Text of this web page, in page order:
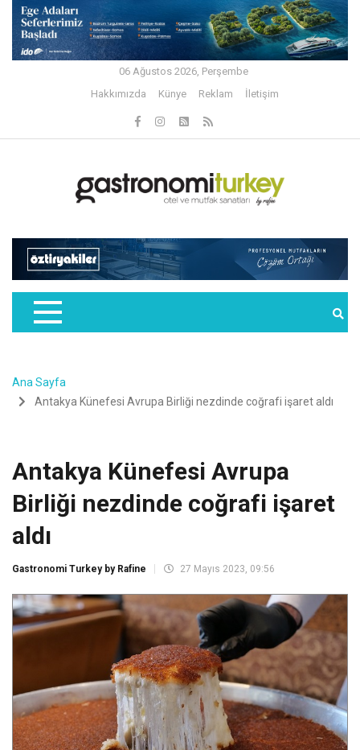
06 Ağustos 2026, Perşembe
Hakkımızda
Künye Reklam İletişim
Ana Sayfa
Antakya Künefesi Avrupa Birliği nezdinde coğrafi işaret aldı
Antakya Künefesi Avrupa
Birliği nezdinde coğrafi işaret
aldı
Gastronomi Turkey by Rafine 27 Mayıs 2023, 09:56